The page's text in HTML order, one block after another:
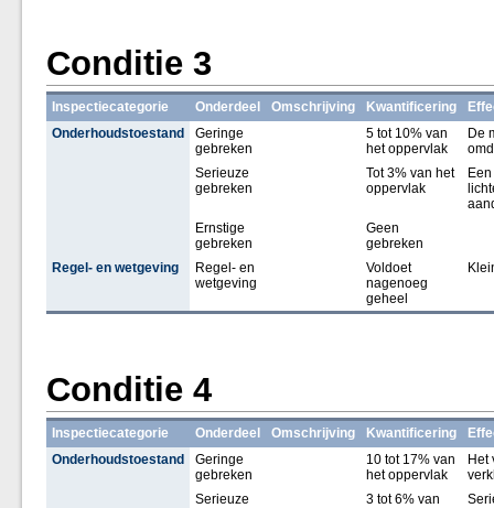
Conditie 3
Inspectiecategorie Onderdeel Omschrijving Kwantificering
Onderhoudstoestand
Geringe
gebreken
5 tot 10% van
het oppervlak
De
Serieuze
gebreken
Tot 3% van het
oppervlak
Ernstige
gebreken
Geen
gebreken
Regel- en wetgeving
Regel- en
wetgeving
Voldoet
nagenoeg
geheel
Conditie 4
Inspectiecategorie Onderdeel Omschrijving Kwantificering
Onderhoudstoestand
Geringe
gebreken
10 tot 17% van
het oppervlak
Het
Serieuze
3 tot 6% van